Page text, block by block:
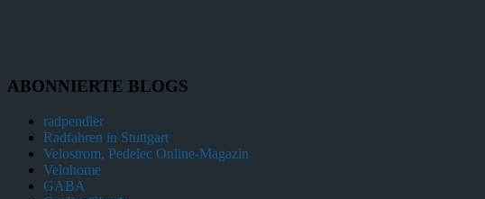
ABONNIERTE BLOGS
radpendler
Radfahren in Stuttgart
Velostrom, Pedelec Online-Magazin
Velohome
GABA